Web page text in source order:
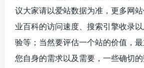
议大家请以爱站数据为准，更多网站
业百科的访问速度、搜索引擎收录
验等；当然要评估一个站的价值，
您自身的需求以及需要，一些确切